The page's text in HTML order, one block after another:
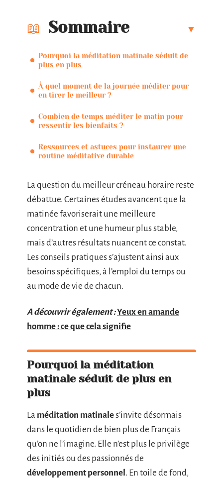
Sommaire
Pourquoi la méditation matinale séduit de
plus en plus
À quel moment de la journée méditer pour
en tirer le meilleur ?
Combien de temps méditer le matin pour
ressentir les bienfaits ?
Ressources et astuces pour instaurer une
routine méditative durable
La question du meilleur créneau horaire reste
débattue. Certaines études avancent que la
matinée favoriserait une meilleure
concentration et une humeur plus stable,
mais d’autres résultats nuancent ce constat.
Les conseils pratiques s’ajustent ainsi aux
besoins spécifiques, à l’emploi du temps ou
au mode de vie de chacun.
A découvrir également :Yeux en amande
homme : ce que cela signifie
Pourquoi la méditation
matinale séduit de plus en
plus
La méditation matinales’invite désormais
dans le quotidien de bien plus de Français
qu’on ne l’imagine. Elle n’est plus le privilège
des initiés ou des passionnés de
développement personnel. En toile de fond,